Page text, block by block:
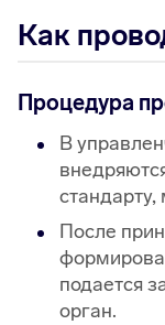
Как
Процедура
В
После
подается
орган.